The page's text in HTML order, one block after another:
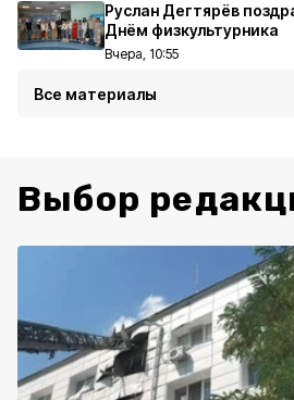
Руслан Дегтярёв
Днём физкультурника
Вчера, 10:55
Все материалы
Выбор